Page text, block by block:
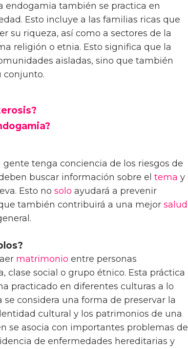
endogamia también se practica en
Esto incluye a las familias ricas que
su riqueza, así como a sectores de la
religión o etnia. Esto significa que la
aisladas, sino que también
conjunto.
tenga conciencia de los riesgos de
buscar información sobre el tema y
Esto no solo ayudará a prevenir
también contribuirá a una mejor salud
matrimonio entre personas
clase social o grupo étnico. Esta práctica
practicado en diferentes culturas a lo
considera una forma de preservar la
cultural y los patrimonios de una
se asocia con importantes problemas de
de enfermedades hereditarias y